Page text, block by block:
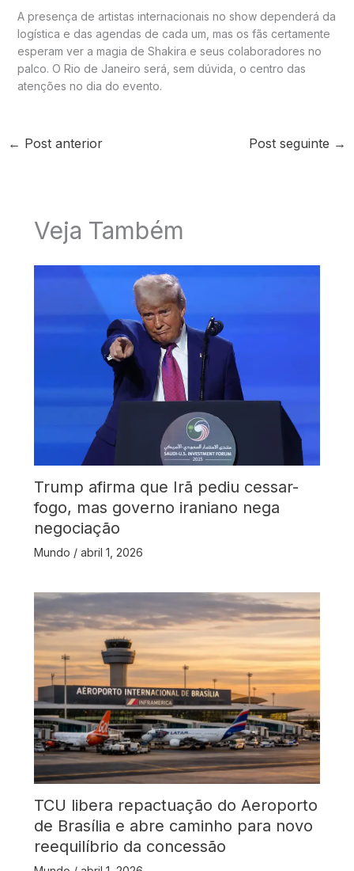
A presença de artistas internacionais no show dependerá da
logística e das agendas de cada um, mas os fãs certamente
esperam ver a magia de Shakira e seus colaboradores no
palco. O Rio de Janeiro será, sem dúvida, o centro das
atenções no dia do evento.
← Post anterior Post seguinte →
Veja Também
Trump afirma que Irã pediu cessar-
fogo, mas governo iraniano nega
negociação
Mundo / abril 1, 2026
TCU libera repactuação do Aeroporto
de Brasília e abre caminho para novo
reequilíbrio da concessão